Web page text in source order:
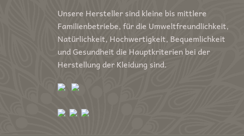
Unsere Hersteller sind kleine bis mittlere
Familienbetriebe, für die Umweltfreundlichkeit,
Natürlichkeit, Hochwertigkeit, Bequemlichkeit
und Gesundheit die Hauptkriterien bei der
Herstellung der Kleidung sind.